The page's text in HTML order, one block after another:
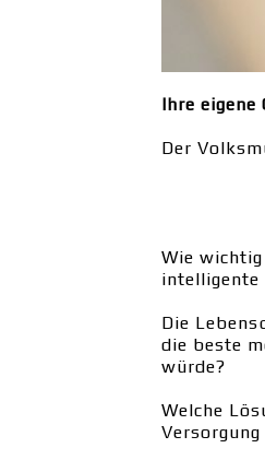
Ihre
Der
Wie
intelligente
Die
die beste
würde?
Welche